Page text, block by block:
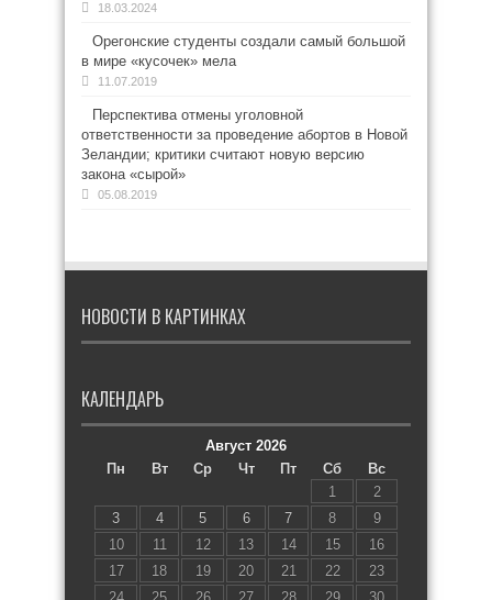
18.03.2024
Орегонские студенты создали самый большой
в мире «кусочек» мела
11.07.2019
Перспектива отмены уголовной
ответственности за проведение абортов в Новой
Зеландии; критики считают новую версию
закона «сырой»
05.08.2019
НОВОСТИ В КАРТИНКАХ
КАЛЕНДАРЬ
Август 2026
Пн
Вт Ср Чт Пт Сб
Вс
1
2
3
4 5 6 7 8
9
10
11 12 13 14 15
16
17
18 19 20 21 22
23